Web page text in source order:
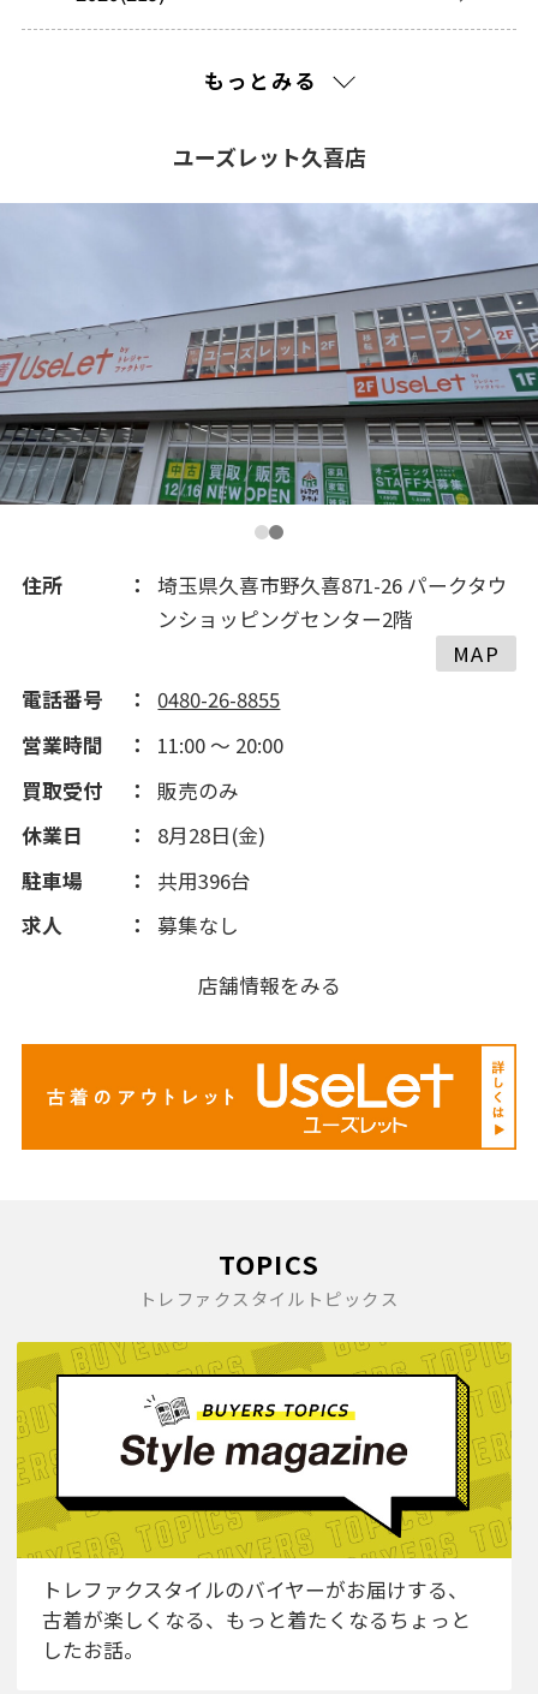
2017(225)
2015(101)
2014(43)
2013(18)
もっとみる
ユーズレット久喜店
住所
埼玉県久喜市野久喜871-26 パークタウ
ンショッピングセンター2階
MAP
電話番号
0480-26-8855
営業時間
11:00 ～ 20:00
買取受付
販売のみ
休業日
8月28日(金)
駐車場
共用396台
求人
募集なし
店舗情報をみる
TOPICS
トレファクスタイルトピックス
トレファクスタイルのバイヤーがお届けする、
古着が楽しくなる、もっと着たくなるちょっと
したお話。